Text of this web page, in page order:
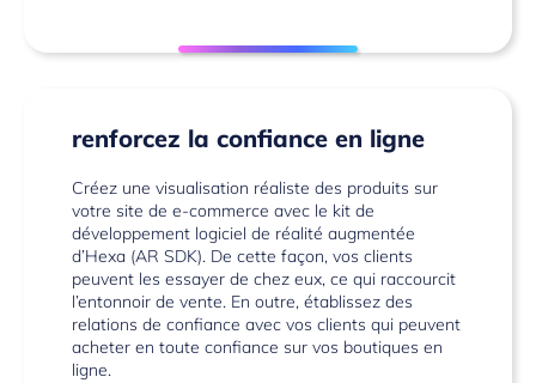
renforcez la confiance en ligne
Créez une visualisation réaliste des produits sur
votre site de e-commerce avec le kit de
développement logiciel de réalité augmentée
d’Hexa (AR SDK). De cette façon, vos clients
peuvent les essayer de chez eux, ce qui raccourcit
l’entonnoir de vente. En outre, établissez des
relations de confiance avec vos clients qui peuvent
acheter en toute confiance sur vos boutiques en
ligne.